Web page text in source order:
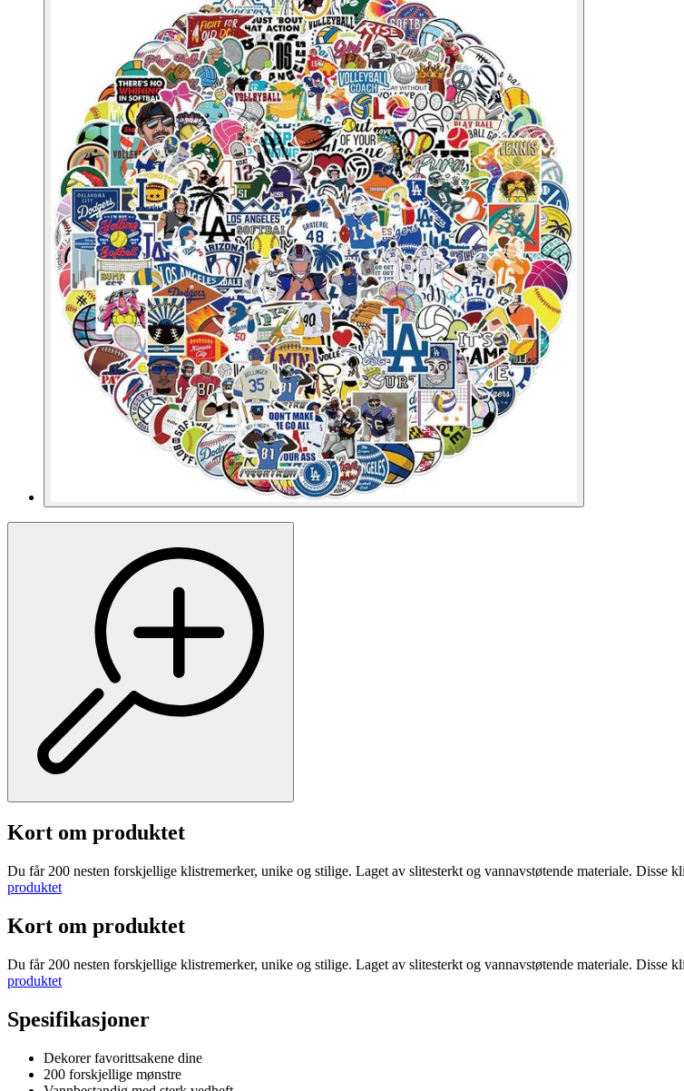
Kort om produktet
Du får 200 nesten forskjellige klistremerker, unike og stilige. Laget av slitesterkt og vannavstøtende materiale. Disse
produktet
Kort om produktet
Du får 200 nesten forskjellige klistremerker, unike og stilige. Laget av slitesterkt og vannavstøtende materiale. Disse
produktet
Spesifikasjoner
Dekorer favorittsakene dine
200 forskjellige mønstre